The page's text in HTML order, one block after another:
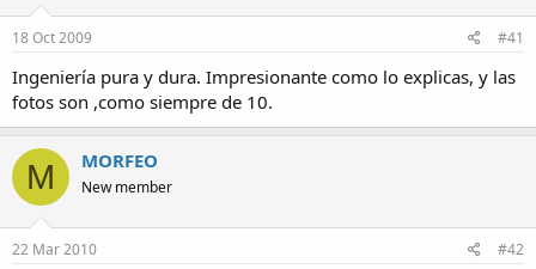
18 Oct 2009 #41
Ingeniería pura y dura. Impresionante como lo explicas, y las
fotos son ,como siempre de 10.
M MORFEO
New member
22 Mar 2010 #42